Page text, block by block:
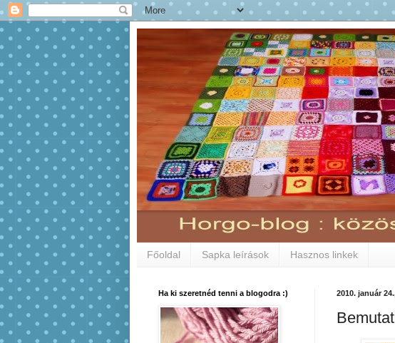
Főoldal Sapka leírások Hasznos linkek
2010. január
Ha ki szeretnéd tenni a blogodra :)